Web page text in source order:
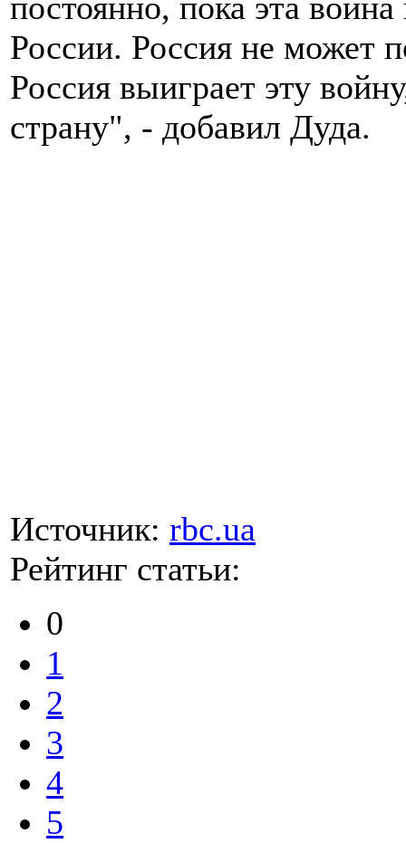
России. Россия не может
Россия выиграет эту
страну", - добавил Дуда.
Источник: rbc.ua
Рейтинг статьи:
0
1
2
3
4
5